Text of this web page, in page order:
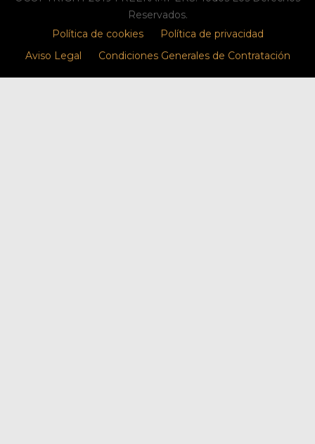
Reservados.
Política de cookies
Política de privacidad
Aviso Legal
Condiciones Generales de Contratación